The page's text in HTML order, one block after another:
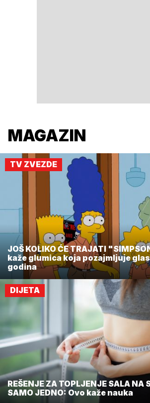
MAGAZIN
TV ZVEZDE
JOŠ KOLIKO ĆE TRAJATI
kaže glumica koja pozajmljuje
godina
DIJETA
REŠENJE ZA TOPLJENJE SALA NA
SAMO JEDNO: Ovo kaže nauka